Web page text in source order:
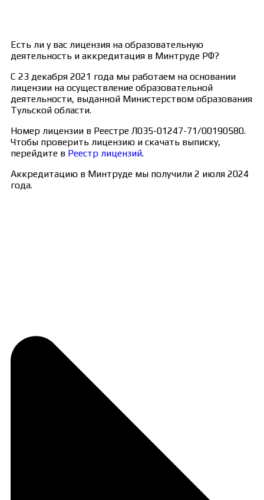
Есть ли у вас лицензия на образовательную
деятельность и аккредитация в Минтруде РФ?
С 23 декабря 2021 года мы работаем на основании
лицензии на осуществление образовательной
деятельности, выданной Министерством образования
Тульской области.
Номер лицензии в Реестре Л035-01247-71/00190580.
Чтобы проверить лицензию и скачать выписку,
перейдите в Реестр лицензий.
Аккредитацию в Минтруде мы получили 2 июля 2024
года.